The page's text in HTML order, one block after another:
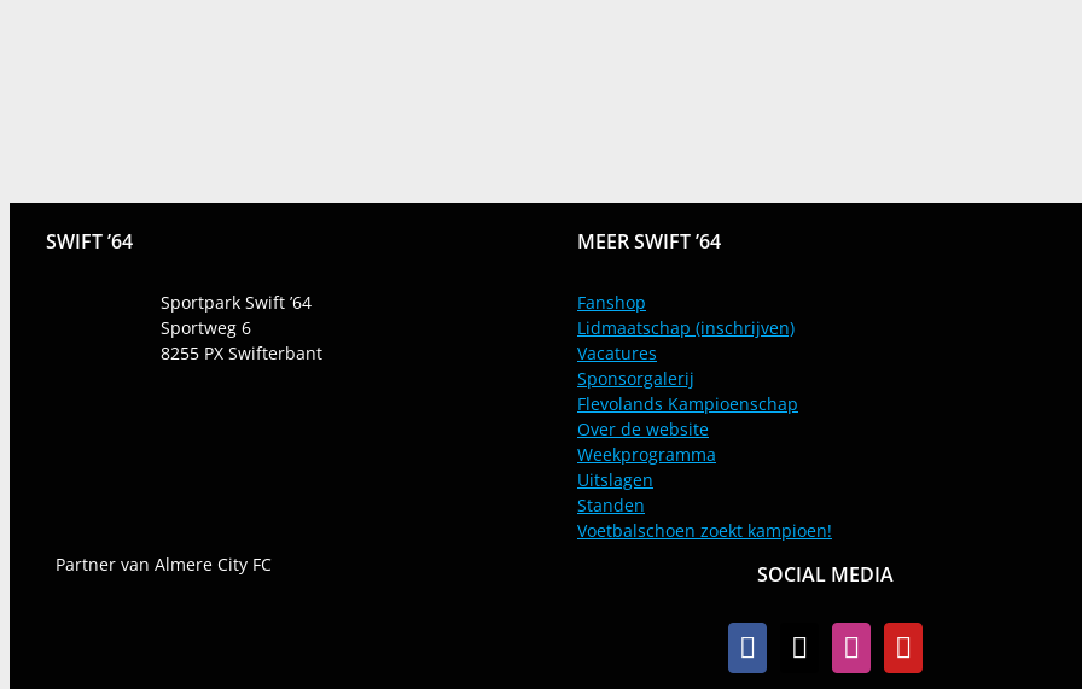
SWIFT ’64
Sportpark Swift ’64
Sportweg 6
8255 PX Swifterbant
Partner van Almere City FC
MEER SWIFT ’64
Fanshop
Lidmaatschap (inschrijven)
Vacatures
Sponsorgalerij
Flevolands Kampioenschap
Over de website
Weekprogramma
Uitslagen
Standen
Voetbalschoen zoekt kampioen!
SOCIAL MEDIA